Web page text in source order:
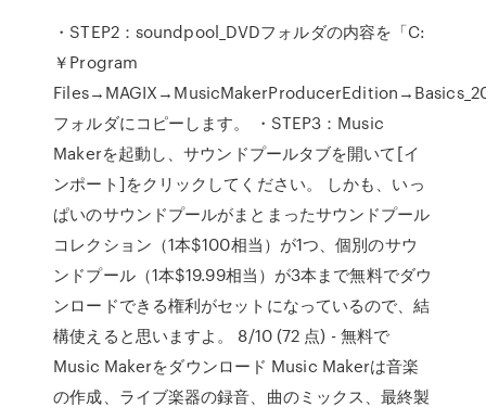
・STEP2：soundpool_DVDフォルダの内容を「C:
￥Program
フォルダにコピーします。 ・STEP3：Music
Makerを起動し、サウンドプールタブを開いて[イ
ンポート]をクリックしてください。 しかも、いっ
ぱいのサウンドプールがまとまったサウンドプール
コレクション（1本$100相当）が1つ、個別のサウ
ンドプール（1本$19.99相当）が3本まで無料でダウ
ンロードできる権利がセットになっているので、結
構使えると思いますよ。 8/10 (72 点) - 無料で
Music Makerをダウンロード Music Makerは音楽
の作成、ライブ楽器の録音、曲のミックス、最終製